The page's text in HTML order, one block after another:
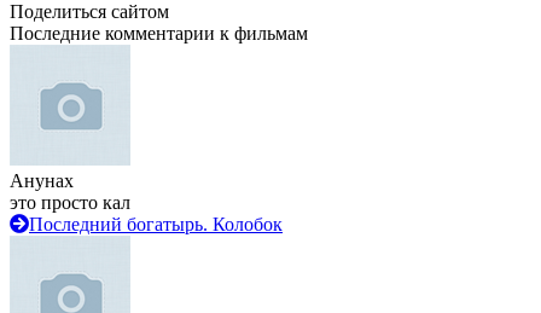
Поделиться сайтом
Последние комментарии к фильмам
Анунах
это просто кал
Последний богатырь. Колобок